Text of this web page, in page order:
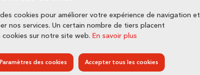
à : Actualités
cookies pour améliorer votre expérience de navigation et
nos services. Un certain nombre de tiers placent
cookies sur notre site web. En savoir plus
Paramètres des cookies Accepter tous les cookies